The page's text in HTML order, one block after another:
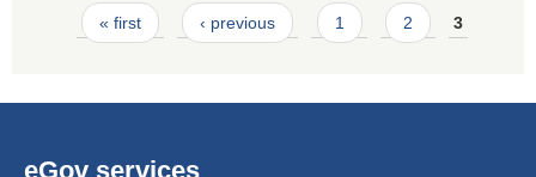
Pages
« first ‹ previous 1 2 3
eGov services